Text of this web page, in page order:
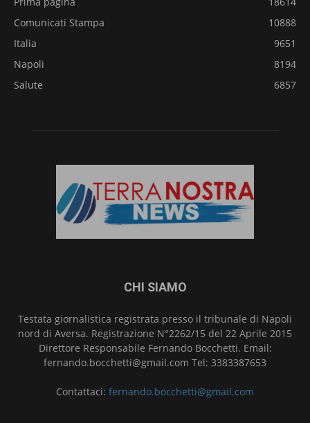
Comunicati Stampa
10888
Italia
9651
Napoli
8194
Salute
6857
CHI SIAMO
Testata giornalistica registrata presso il tribunale di Napoli
nord di Aversa. Registrazione N°2262/15 del 22 Aprile 2015
Direttore Responsabile Fernando Bocchetti. Email:
fernando.bocchetti@gmail.com Tel: 3383387653
Contattaci: fernando.bocchetti@gmail.com